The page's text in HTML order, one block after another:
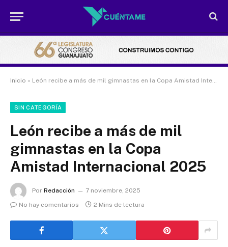
Inicio » León recibe a más de mil gimnastas en la Copa Amistad Internacional 2025
SIN CATEGORÍA
León recibe a más de mil
gimnastas en la Copa
Amistad Internacional 2025
Por Redacción
7 noviembre, 2025
No hay comentarios
2 Mins de lectura